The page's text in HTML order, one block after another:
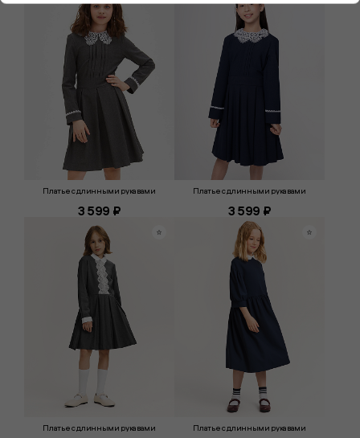
Платье с длинными рукавами
3 599 ₽
Платье с длинными рукавами
3 599 ₽
Платье с длинными рукавами Платье с длинными рукавами